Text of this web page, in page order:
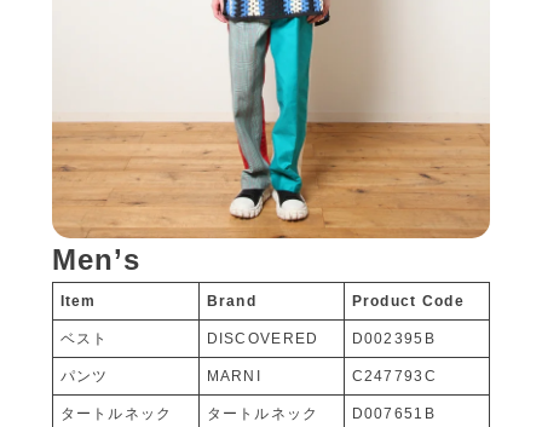
Men’s
Item Brand Product Code
ベスト DISCOVERED D002395B
パンツ MARNI C247793C
タートルネック タートルネック
D007651B